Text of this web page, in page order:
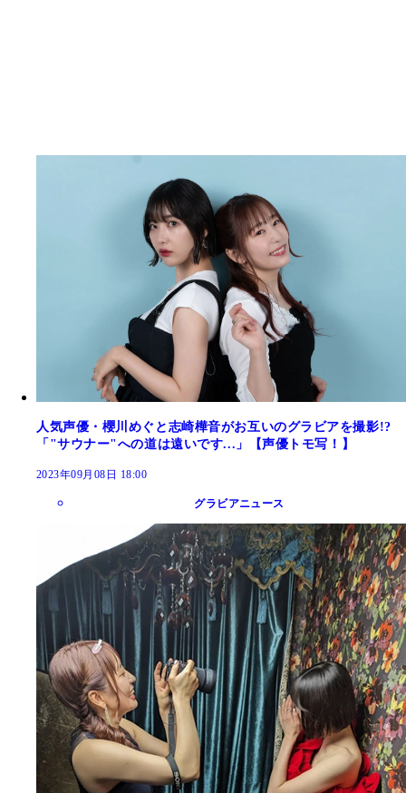
人気声優・櫻川めぐと志崎樺音がお互いのグラビアを撮影!?
「"サウナー"への道は遠いです...」【声優トモ写！】
2023年09月08日 18:00
グラビアニュース